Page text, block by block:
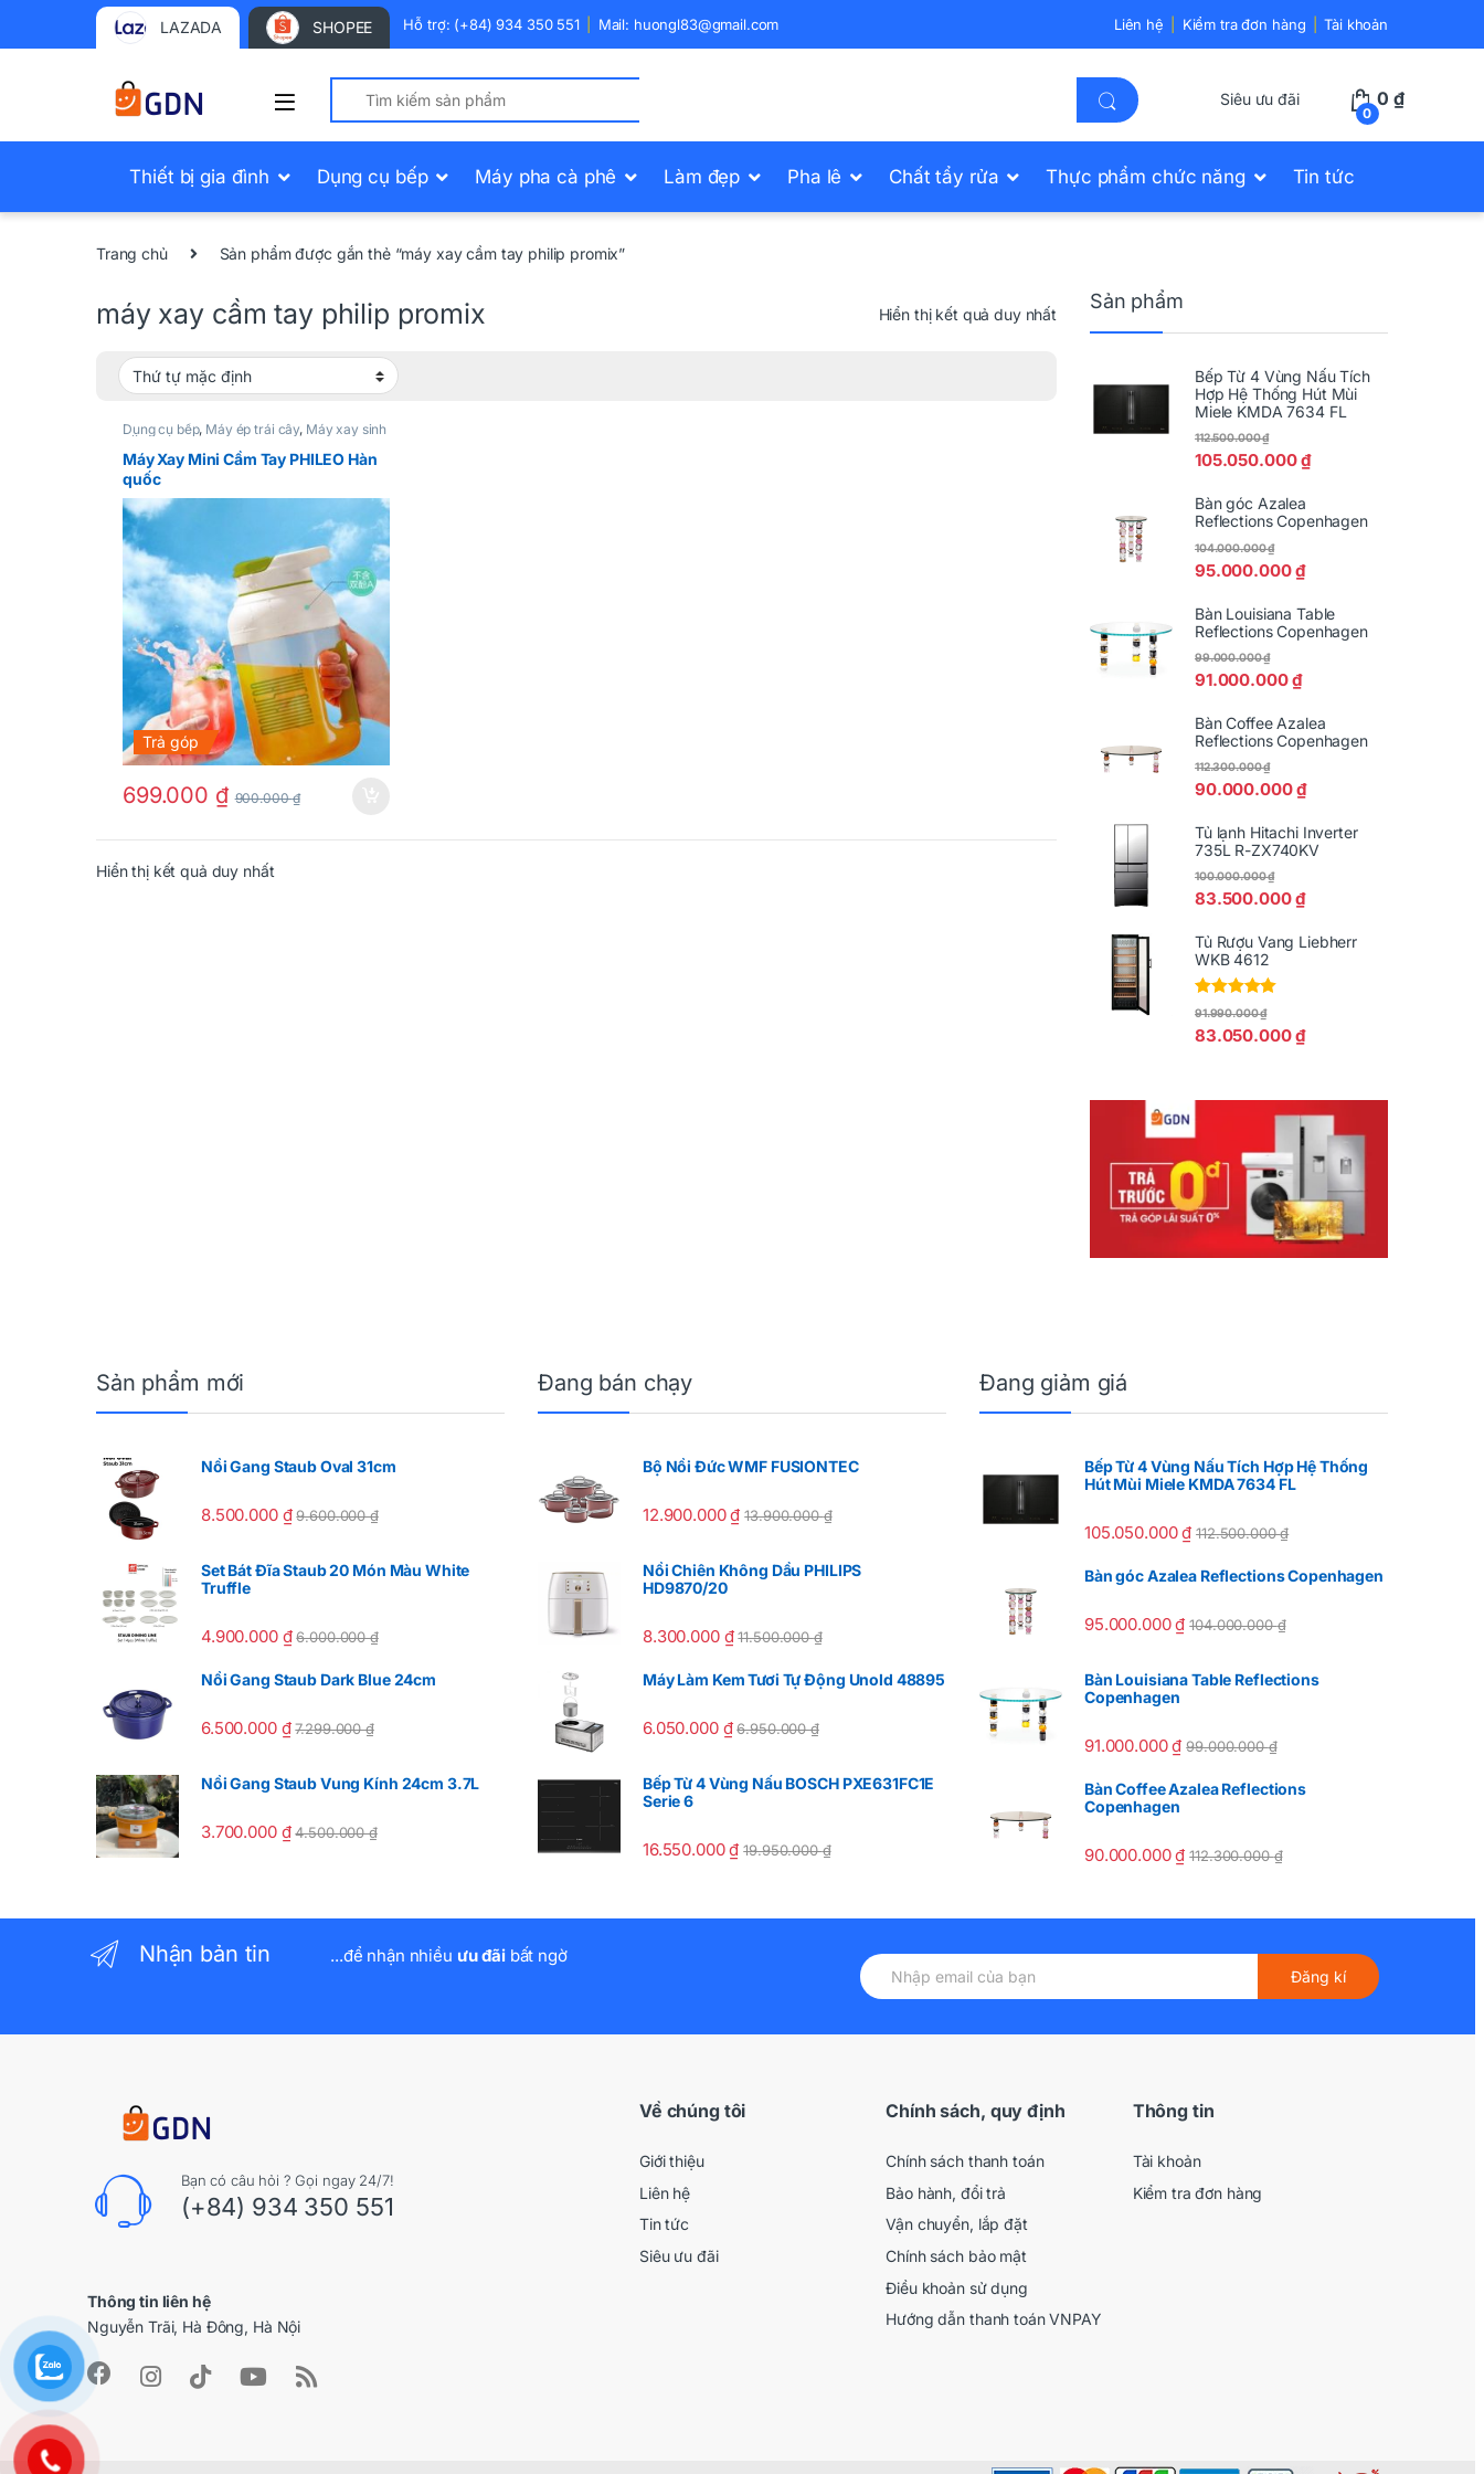
LAZADA SHOPEE Hỗ trợ: (+84) 934 350 551 Mail: huongl83@gmail.com Liên hệ Kiểm tra đơn hàng Tài khoản
Search for:
Siêu ưu đãi
0
0₫
Thiết bị gia đình Dụng cụ bếp Máy pha cà phê Làm đẹp Pha lê Chất tẩy rửa Thực phẩm chức năng Tin tức
Trang chủ Sản phẩm được gắn thẻ “máy xay cầm tay philip promix”
máy xay cầm tay philip promix Hiển thị kết quả duy nhất
Dụng cụ bếp, Máy ép trái cây, Máy xay sinh
tố
Máy Xay Mini Cầm Tay PHILEO Hàn
quốc
Trả góp
699.000 ₫ 900.000₫
Hiển thị kết quả duy nhất
Sản phẩm
Bếp Từ 4 Vùng Nấu Tích
Hợp Hệ Thống Hút Mùi
Miele KMDA 7634 FL
105.050.000₫
112.500.000₫
Bàn góc Azalea
Reflections Copenhagen
95.000.000₫
104.000.000₫
Bàn Louisiana Table
Reflections Copenhagen
91.000.000₫
99.000.000₫
Bàn Coffee Azalea
Reflections Copenhagen
90.000.000₫
112.300.000₫
Tủ lạnh Hitachi Inverter
735L R-ZX740KV
83.500.000₫
100.000.000₫
Tủ Rượu Vang Liebherr
WKB 4612
Được xếp
5
sao
83.050.000₫
91.990.000₫
Sản phẩm mới
Nồi Gang Staub Oval 31cm
8.500.000 ₫ 9.600.000₫
Set Bát Đĩa Staub 20 Món Màu White
Truffle
4.900.000 ₫ 6.000.000₫
Nồi Gang Staub Dark Blue 24cm
6.500.000 ₫ 7.299.000₫
Nồi Gang Staub Vung Kính 24cm 3.7L
3.700.000 ₫ 4.500.000₫
Đang bán chạy
Bộ Nồi Đức WMF FUSIONTEC
12.900.000₫ 13.900.000₫
Nồi Chiên Không Dầu PHILIPS
HD9870/20
8.300.000 ₫ 11.500.000₫
Máy Làm Kem Tươi Tự Động Unold 48895
6.050.000 ₫ 6.950.000₫
Bếp Từ 4 Vùng Nấu BOSCH PXE631FC1E
Serie 6
16.550.000₫ 19.950.000₫
Đang giảm giá
Bếp Từ 4 Vùng Nấu Tích Hợp Hệ Thống
Hút Mùi Miele KMDA 7634 FL
105.050.000₫ 112.500.000₫
Bàn góc Azalea Reflections Copenhagen
95.000.000₫ 104.000.000₫
Bàn Louisiana Table Reflections
Copenhagen
91.000.000₫ 99.000.000₫
Bàn Coffee Azalea Reflections
Copenhagen
90.000.000₫ 112.300.000₫
Nhận bản tin ...để nhận nhiều ưu đãibất ngờ
Đăng kí
Bạn có câu hỏi ? Gọi ngay 24/7!
(+84) 934 350 551
Thông tin liên hệ
Nguyễn Trãi, Hà Đông, Hà Nội
Về chúng tôi
Giới thiệu
Liên hệ
Tin tức
Siêu ưu đãi
Chính sách, quy định
Chính sách thanh toán
Bảo hành, đổi trả
Vận chuyển, lắp đặt
Chính sách bảo mật
Điều khoản sử dụng
Hướng dẫn thanh toán VNPAY
Thông tin
Tài khoản
Kiểm tra đơn hàng